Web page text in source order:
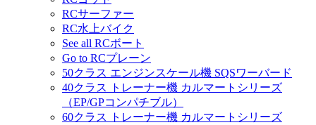
RCサーファー
RC水上バイク
See all RCボート
Go to RCプレーン
50クラス エンジンスケール機 SQSワーバード
40クラス トレーナー機 カルマートシリーズ
（EP/GPコンパチブル）
60クラス トレーナー機 カルマートシリーズ